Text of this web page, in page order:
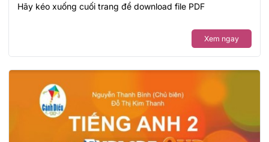
Hãy kéo xuống cuối trang để download file PDF
Xem ngay